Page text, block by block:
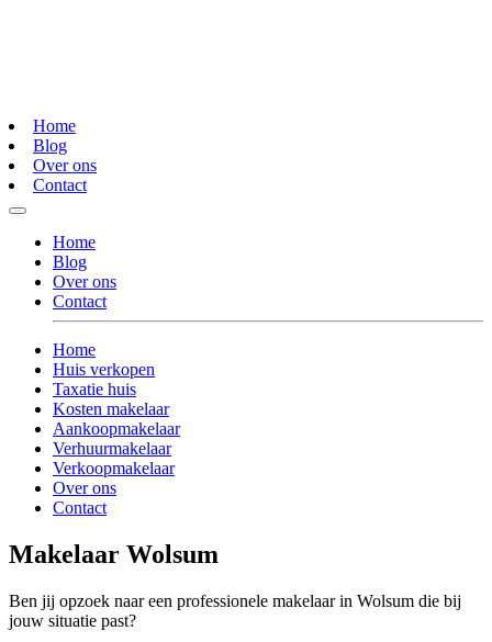
Home
Blog
Over ons
Contact
Home
Blog
Over ons
Contact
Home
Huis verkopen
Taxatie huis
Kosten makelaar
Aankoopmakelaar
Verhuurmakelaar
Verkoopmakelaar
Over ons
Contact
Makelaar Wolsum
Ben jij opzoek naar een professionele makelaar in Wolsum die bij
jouw situatie past?